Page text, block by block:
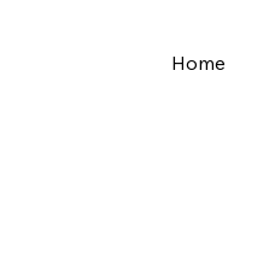
Home